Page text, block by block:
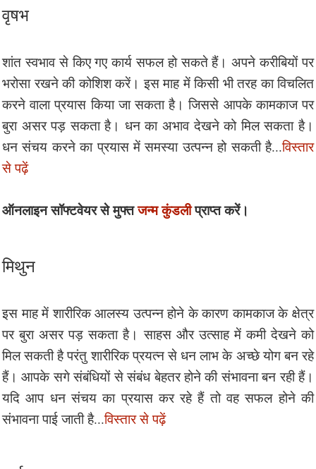
वृषभ
शांत स्वभाव से किए गए कार्य सफल हो सकते हैं। अपने करीबियों पर
भरोसा रखने की कोशिश करें। इस माह में किसी भी तरह का विचलित
करने वाला प्रयास किया जा सकता है। जिससे आपके कामकाज पर
बुरा असर पड़ सकता है। धन का अभाव देखने को मिल सकता है।
धन संचय करने का प्रयास में समस्या उत्पन्न हो सकती है...विस्तार
से पढ़ें
ऑनलाइन सॉफ्टवेयर से मुफ्तजन्म कुंडलीप्राप्त करें।
मिथुन
इस माह में शारीरिक आलस्य उत्पन्न होने के कारण कामकाज के क्षेत्र
पर बुरा असर पड़ सकता है। साहस और उत्साह में कमी देखने को
मिल सकती है परंतु शारीरिक प्रयत्न से धन लाभ के अच्छे योग बन रहे
हैं। आपके सगे संबंधियों से संबंध बेहतर होने की संभावना बन रही हैं।
यदि आप धन संचय का प्रयास कर रहे हैं तो वह सफल होने की
संभावना पाई जाती है...विस्तार से पढ़ें